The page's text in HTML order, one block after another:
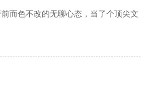
而色不改的无聊心态，当了个顶尖文